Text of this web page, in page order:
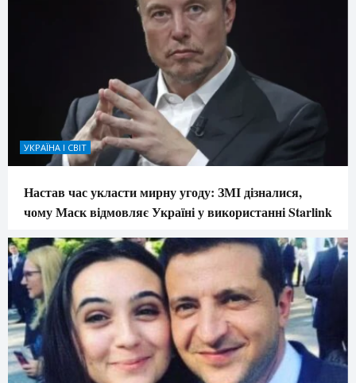
УКРАЇНА І СВІТ
Настав час укласти мирну угоду: ЗМІ дізналися,
чому Маск відмовляє Україні у використанні Starlink